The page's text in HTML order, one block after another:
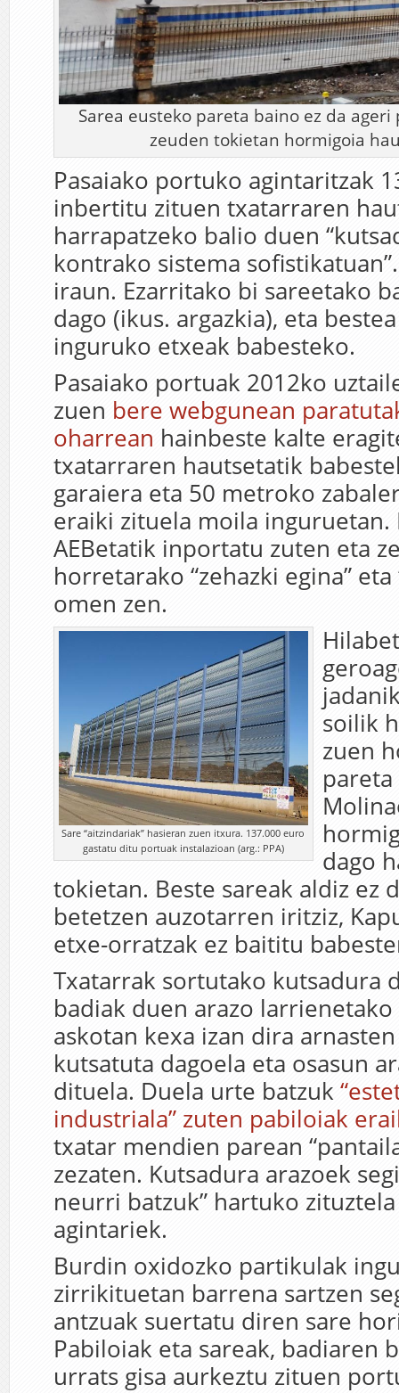
Sarea eusteko pareta baino ez da
zeuden tokietan hormigoia
Pasaiako portuko agintaritzak
inbertitu zituen txatarraren
harrapatzeko balio duen
kontrako sistema
iraun. Ezarritako bi sareetako
dago (ikus. argazkia), eta
inguruko etxeak babesteko.
Pasaiako portuak 2012ko
zuen bere webgunean
oharrean hainbeste kalte
txatarraren hautsetatik
garaiera eta 50 metroko
eraiki zituela moila inguruetan.
AEBetatik inportatu zuten eta
horretarako “zehazki egina” eta
omen zen.
Sare “aitzindariak” hasieran zuen itxura. 137.000 euro
gastatu ditu portuak instalazioan (arg.: PPA)
soilik
zuen
dago
tokietan. Beste sareak aldiz ez
betetzen auzotarren iritziz,
etxe-orratzak ez baititu
Txatarrak sortutako kutsadura
badiak duen arazo
askotan kexa izan dira
kutsatuta dagoela eta osasun
dituela. Duela urte batzuk
industriala” zuten pabiloiak
txatar mendien parean
zezaten. Kutsadura arazoek
neurri batzuk” hartuko
agintariek.
Burdin oxidozko partikulak
zirrikituetan barrena sartzen
antzuak suertatu diren sare
Pabiloiak eta sareak, badiaren
urrats gisa aurkeztu zituen